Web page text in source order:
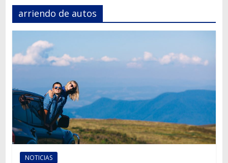
Autos,
camiones,
motos,
información
del
transporte
arriendo de autos
NOTICIAS